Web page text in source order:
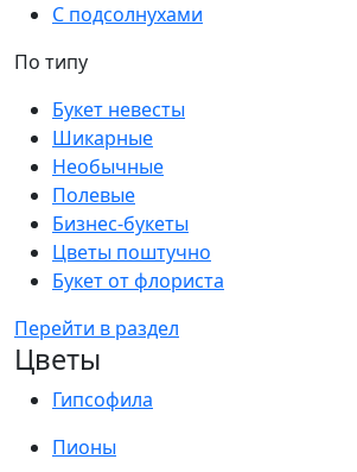
С подсолнухами
По типу
Букет невесты
Шикарные
Необычные
Полевые
Бизнес-букеты
Цветы поштучно
Букет от флориста
Перейти в раздел
Цветы
Гипсофила
Пионы